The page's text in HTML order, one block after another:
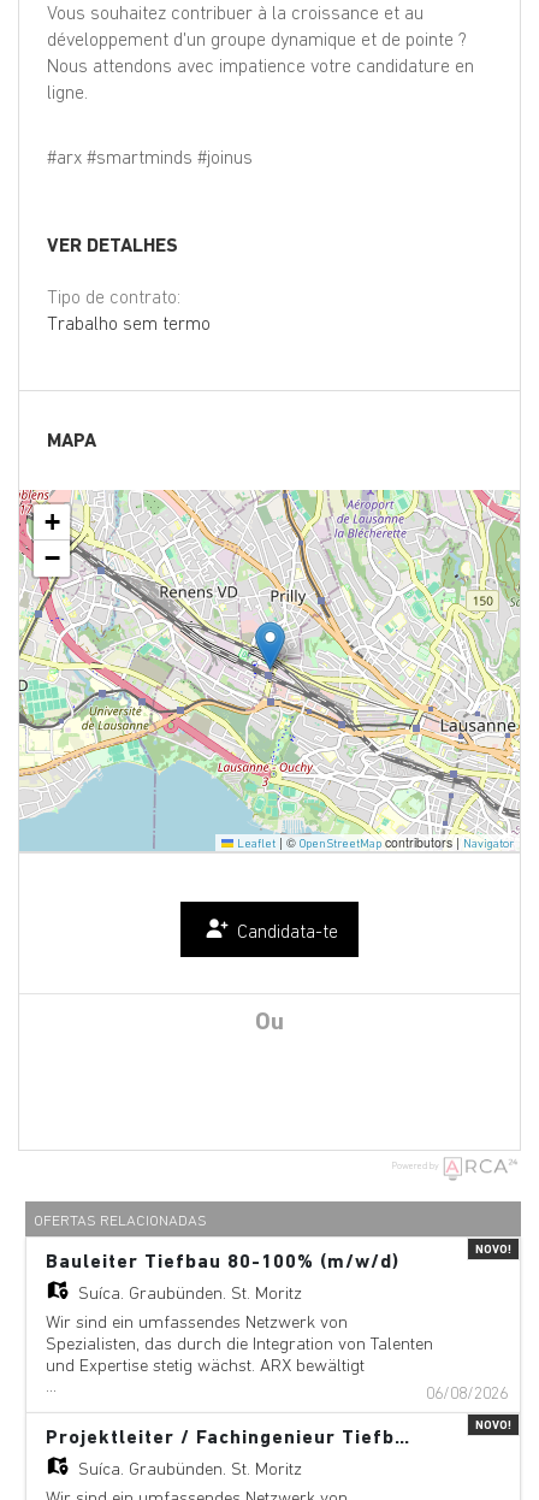
Vous souhaitez contribuer à la croissance et au
développement d'un groupe dynamique et de pointe ?
Nous attendons avec impatience votre candidature en
ligne.
#arx #smartminds #joinus
VER DETALHES
Tipo de contrato:
Trabalho sem termo
MAPA
+
−
Leaflet | © OpenStreetMapcontributors | Navigator
Candidata-te
Ou
Powered by
OFERTAS RELACIONADAS
NOVO!
Bauleiter Tiefbau 80-100% (m/w/d)
Suíça, Graubünden, St. Moritz
Wir sind ein umfassendes Netzwerk von
Spezialisten, das durch die Integration von Talenten
und Expertise stetig wächst. ARX bewältigt
komplexe Ingenieur- und Designprojekte und passt
sich dabei einer dynamischen und anspruchsvollen
globalen Landschaft an. Unsere Niederlassungen
bestehen aus lokal gut verankerten und
marktorientierten Fachleuten, die Netzwerke und
Beziehungen in ihrem eigenen Umfeld aufbauen
06/08/2026
NOVO!
Projektleiter / Fachingenieur Tiefbau 80-100% (m/w/d)
Suíça, Graubünden, St. Moritz